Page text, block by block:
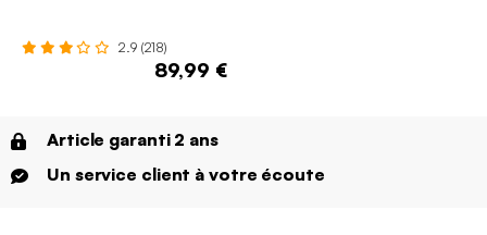
2.9 (218)
89,99 €
Article garanti 2 ans
Un service client à votre écoute